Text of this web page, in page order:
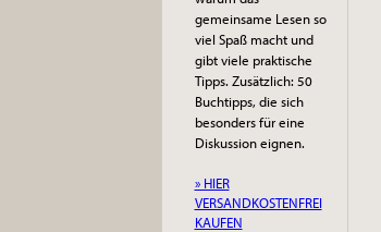
gemeinsame Lesen so
viel Spaß macht und
gibt viele praktische
Tipps. Zusätzlich: 50
Buchtipps, die sich
besonders für eine
Diskussion eignen.
» HIER
VERSANDKOSTENFREI
KAUFEN